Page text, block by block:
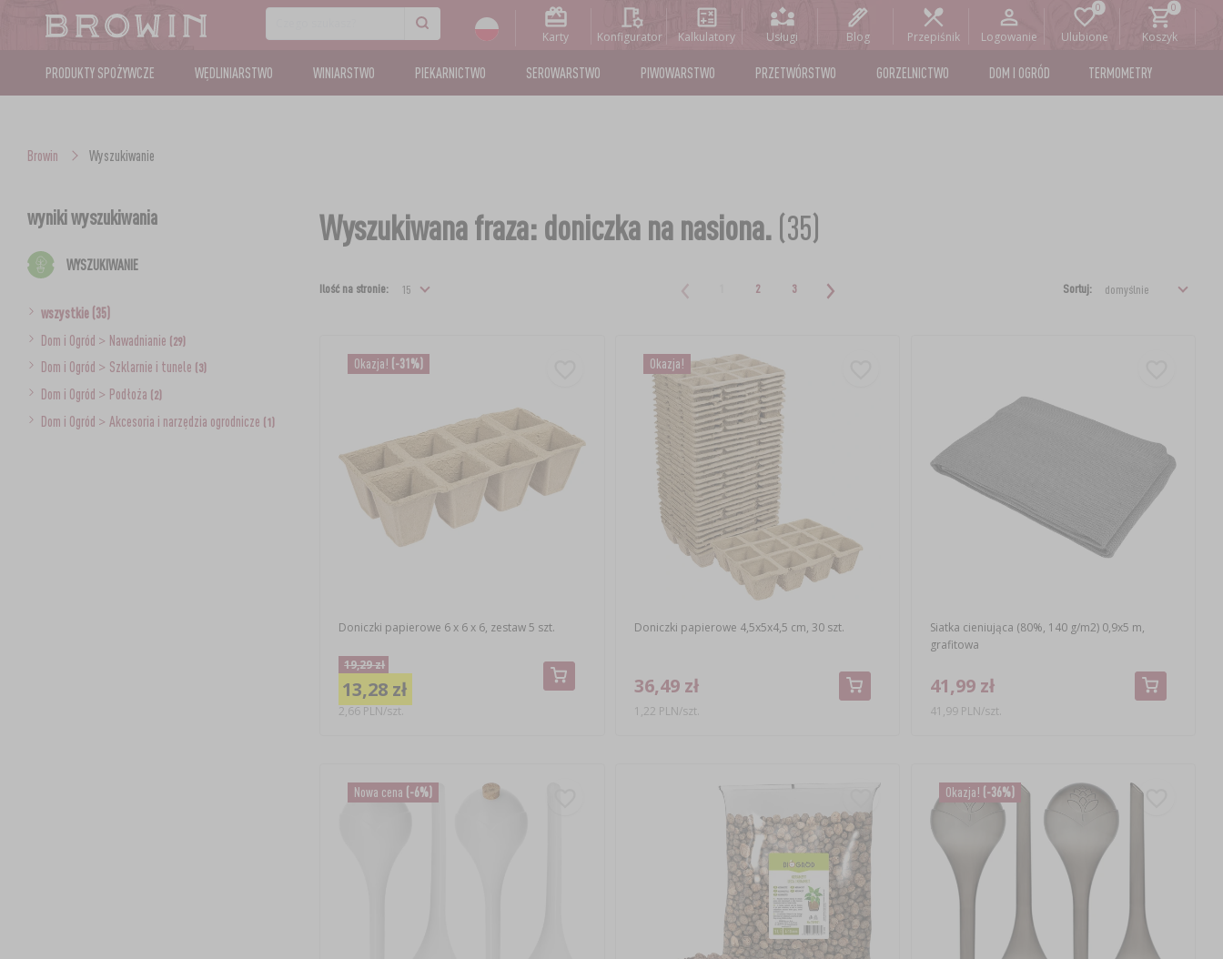
Karty Konfigurator Kalkulatory Usługi Blog Przepiśnik Logowanie Ulubione Koszyk
PRODUKTY SPOŻYWCZE WĘDLINIARSTWO WINIARSTWO PIEKARNICTWO SEROWARSTWO PIWOWARSTWO PRZETWÓRSTWO GORZELNICTWO DOM I OGRÓD TERMOMETRY
Browin Wyszukiwanie
wyniki wyszukiwania
WYSZUKIWANIE
wszystkie (35)
Dom i Ogród > Nawadnianie (29)
Dom i Ogród > Szklarnie i tunele (3)
Dom i Ogród > Podłoża (2)
Dom i Ogród > Akcesoria i narzędzia ogrodnicze (1)
Wyszukiwana fraza: doniczka na nasiona.(35)
Ilość na stronie: 2 3 Sortuj:
Okazja! (-31%)
Doniczki papierowe 6 x 6 x 6, zestaw 5 szt.
19,29 zł
13,28 zł
2,66 PLN/szt.
Okazja!
Doniczki papierowe 4,5x5x4,5 cm, 30 szt.
36,49 zł
1,22 PLN/szt.
Siatka cieniująca (80%, 140 g/m2) 0,9x5 m,
grafitowa
41,99 zł
41,99 PLN/szt.
Nowa cena (-6%) Okazja! (-36%)